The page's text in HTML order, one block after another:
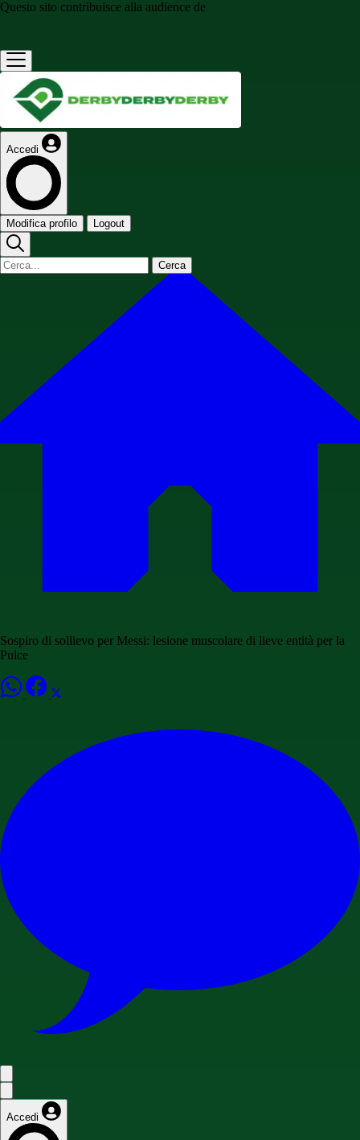
Questo sito contribuisce alla audience de
Accedi
Modifica profilo Logout
Cerca
Sospiro di sollievo per Messi: lesione muscolare di lieve entità per la
Pulce
Accedi